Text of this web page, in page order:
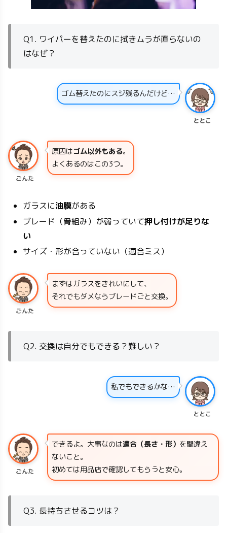
Q1. ワイパーを替えたのに拭きムラが直らないの
はなぜ？
ととこ
ゴム替えたのにスジ残るんだけど…
ごんた
原因はゴム以外もある。
よくあるのはこの3つ。
ガラスに油膜がある
ブレード（骨組み）が弱っていて押し付けが足りな
い
サイズ・形が合っていない（適合ミス）
ごんた
まずはガラスをきれいにして、
それでもダメならブレードごと交換。
Q2. 交換は自分でもできる？難しい？
ととこ
私でもできるかな…
ごんた
できるよ。大事なのは適合（長さ・形） を間違え
ないこと。
初めては用品店で確認してもらうと安心。
Q3. 長持ちさせるコツは？